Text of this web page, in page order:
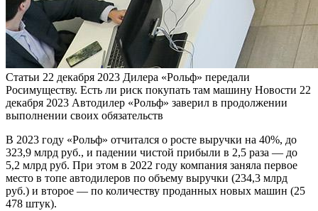
Статьи 22 декабря 2023 Дилера «Рольф» передали
Росимуществу. Есть ли риск покупать там машину Новости 22
декабря 2023 Автодилер «Рольф» заверил в продолжении
выполнении своих обязательств
В 2023 году «Рольф» отчитался о росте выручки на 40%, до
323,9 млрд руб., и падении чистой прибыли в 2,5 раза — до
5,2 млрд руб. При этом в 2022 году компания заняла первое
место в топе автодилеров по объему выручки (234,3 млрд
руб.) и второе — по количеству проданных новых машин (25
478 штук).